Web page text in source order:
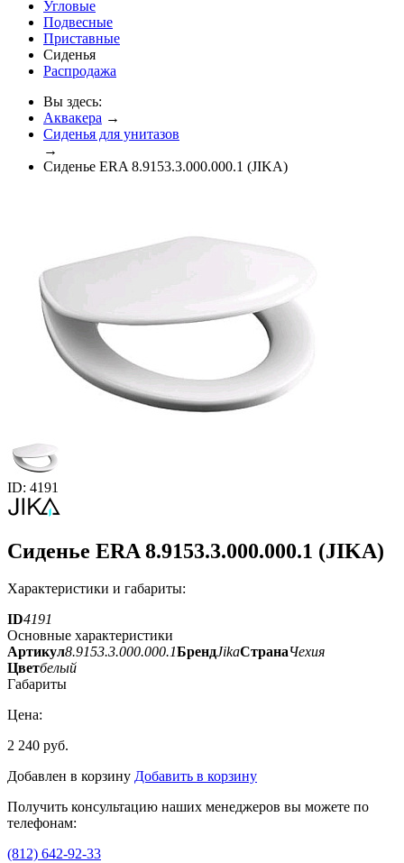
Угловые
Подвесные
Приставные
Сиденья
Распродажа
Вы здесь:
Аквакера →
Сиденья для унитазов
→
Сиденье ERA 8.9153.3.000.000.1 (JIKA)
ID: 4191
Сиденье ERA 8.9153.3.000.000.1 (JIKA)
Характеристики и габариты:
ID4191
Основные характеристики
Артикул8.9153.3.000.000.1БрендJikaСтранаЧехия
Цветбелый
Габариты
Цена:
2 240 руб.
Добавлен в корзину Добавить в корзину
Получить консультацию наших менеджеров вы можете по
телефонам:
(812) 642-92-33